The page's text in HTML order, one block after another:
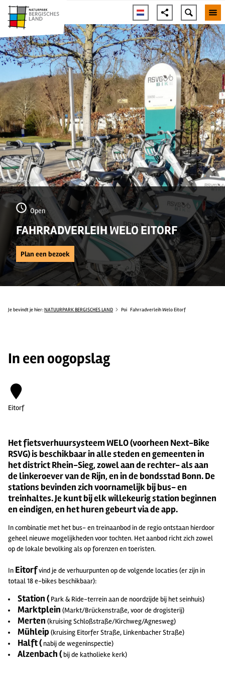
© Rhein-Sieg-Kreis
Open
FAHRRADVERLEIH WELO EITORF
Plan een bezoek
Je bevindt je hier: NATUURPARK BERGISCHES LAND Poi Fahrradverleih Welo Eitorf
In een oogopslag
Eitorf
Het fietsverhuursysteem WELO (voorheen Next-Bike
RSVG) is beschikbaar in alle steden en gemeenten in
het district Rhein-Sieg, zowel aan de rechter- als aan
de linkeroever van de Rijn, en in de bondsstad Bonn. De
stations bevinden zich voornamelijk bij bus- en
treinhaltes. Je kunt bij elk willekeurig station beginnen
en eindigen, en het huren gebeurt via de app.
In combinatie met het bus- en treinaanbod in de regio ontstaan hierdoor
geheel nieuwe mogelijkheden voor tochten. Het aanbod richt zich zowel
op de lokale bevolking als op forenzen en toeristen.
In Eitorfvind je de verhuurpunten op de volgende locaties (er zijn in
totaal 18 e-bikes beschikbaar):
Station ( Park & Ride-terrein aan de noordzijde bij het seinhuis)
Marktplein (Markt/Brückenstraße, voor de drogisterij)
Merten (kruising Schloßstraße/Kirchweg/Agnesweg)
Mühleip (kruising Eitorfer Straße, Linkenbacher Straße)
Halft ( nabij de wegeninspectie)
Alzenbach ( bij de katholieke kerk)